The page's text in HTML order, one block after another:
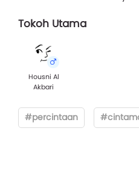
Tokoh Utama
Housni Al
Akbari
#percintaan